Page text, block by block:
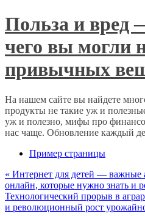
Польза и вред
чего вы могли
привычных
На нашем сайте вы найдете
продукты не такие уж и
уж и полезно, мифы про
нас чаще. Обновление каждый
Пример страницы
« Интернет для детей — важные
онлайн, которые нужно знать и
Технологический прорыв в
и революционный рост